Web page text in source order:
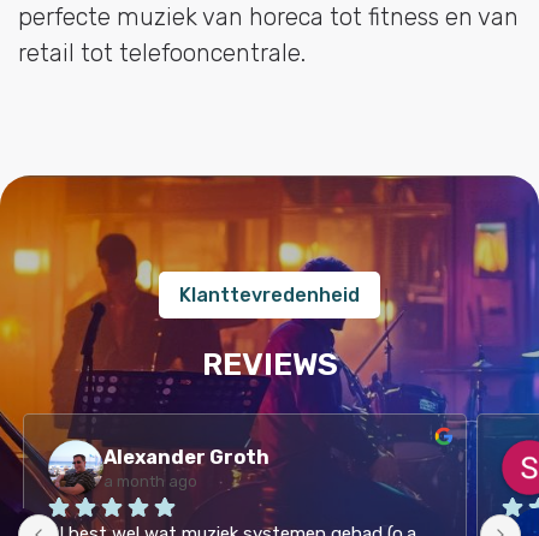
perfecte muziek van horeca tot fitness en van
retail tot telefooncentrale.
Klanttevredenheid
REVIEWS
Alexander Groth
a month ago